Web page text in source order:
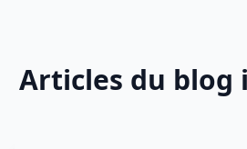
Articles du blog